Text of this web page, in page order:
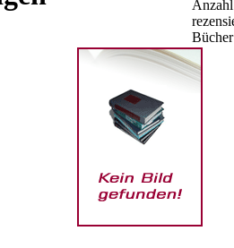
Anzahl
Bücher